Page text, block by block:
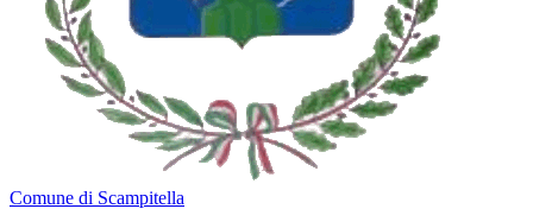
Comune di Scampitella